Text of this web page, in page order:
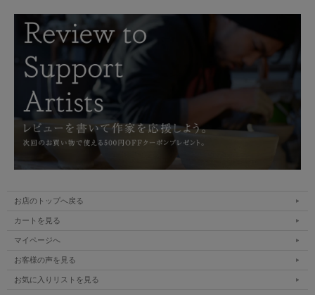
お店のトップへ戻る
カートを見る
マイページへ
お客様の声を見る
お気に入りリストを見る